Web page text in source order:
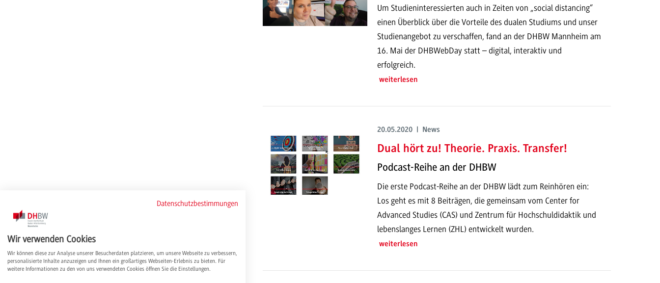
Um Studieninteressierten auch in Zeiten von „social distancing“
einen Überblick über die Vorteile des dualen Studiums und unser
Studienangebot zu verschaffen, fand an der DHBW Mannheim am
16. Mai der DHBWebDay statt – digital, interaktiv und
erfolgreich.
weiterlesen
20.05.2020 | News
Dual hört zu! Theorie. Praxis. Transfer!
Podcast-Reihe an der DHBW
Die erste Podcast-Reihe an der DHBW lädt zum Reinhören ein:
Los geht es mit 8 Beiträgen, die gemeinsam vom Center for
Advanced Studies (CAS) und Zentrum für Hochschuldidaktik und
lebenslanges Lernen (ZHL) entwickelt wurden.
weiterlesen
Datenschutzbestimmungen
Wir verwenden Cookies
Wir können diese zur Analyse unserer Besucherdaten platzieren, um unsere Webseite zu verbessern,
personalisierte Inhalte anzuzeigen und Ihnen ein großartiges Webseiten-Erlebnis zu bieten. Für
weitere Informationen zu den von uns verwendeten Cookies öffnen Sie die Einstellungen.